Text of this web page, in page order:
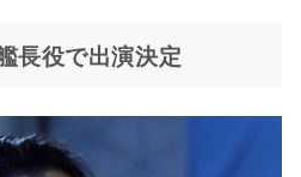
長役で出演決定